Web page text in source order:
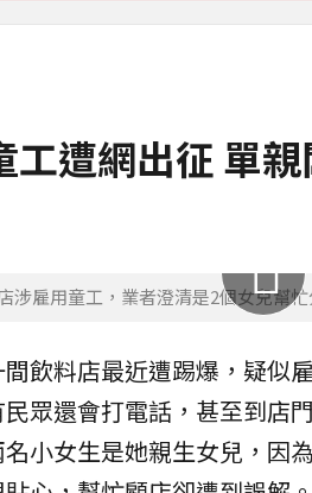
天下大小事！
置撮合時間縮短為2分鐘
工遭網出征 單
涉雇用童工，業者澄清是2個女兒幫
間飲料店最近遭踢爆，疑似
眾還會打電話，甚至到店
小女生是她親生女兒，因